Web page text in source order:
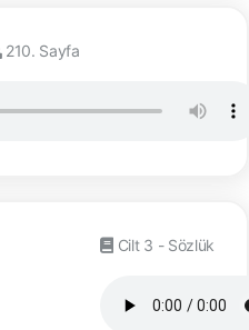
210. Sayfa
Cilt 3 - Sözlük